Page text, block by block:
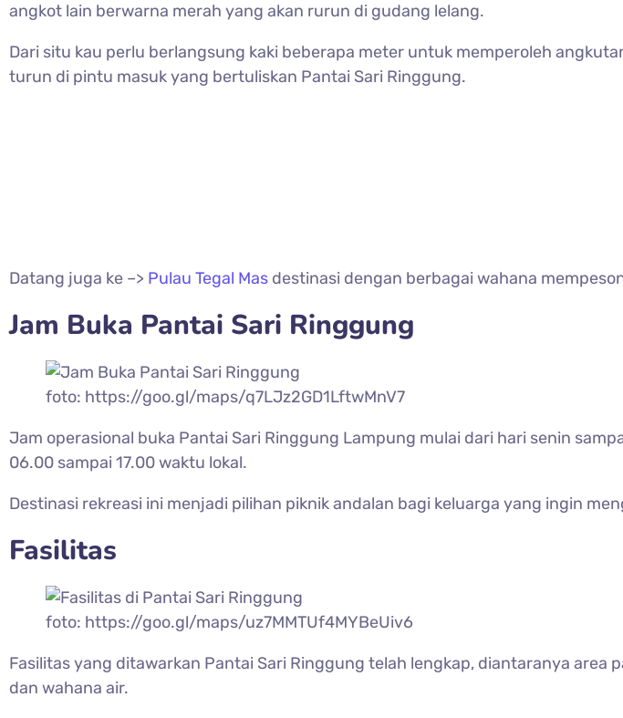
angkot lain berwarna merah yang akan rurun di gudang lelang.
Dari situ kau perlu berlangsung kaki beberapa meter untuk memperoleh
turun di pintu masuk yang bertuliskan Pantai Sari Ringgung.
Datang juga ke –> Pulau Tegal Mas destinasi dengan berbagai wahana
Jam Buka Pantai Sari Ringgung
foto: https://goo.gl/maps/q7LJz2GD1LftwMnV7
Jam operasional buka Pantai Sari Ringgung Lampung mulai dari hari senin
06.00 sampai 17.00 waktu lokal.
Destinasi rekreasi ini menjadi pilihan piknik andalan bagi keluarga yang ingin
Fasilitas
foto: https://goo.gl/maps/uz7MMTUf4MYBeUiv6
Fasilitas yang ditawarkan Pantai Sari Ringgung telah lengkap, diantaranya area
dan wahana air.